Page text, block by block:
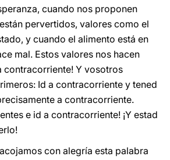
cuando nos proponen
pervertidos, valores como el
y cuando el alimento está en
mal. Estos valores nos hacen
contracorriente! Y vosotros
Id a contracorriente y tened
a contracorriente.
e id a contracorriente! ¡Y estad
con alegría esta palabra